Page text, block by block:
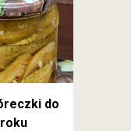
do